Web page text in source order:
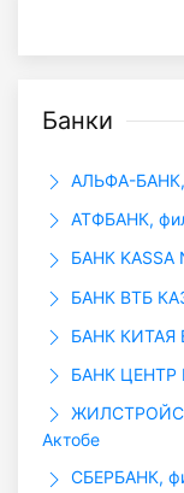
Банки
АЛЬФА-БАНК,
АТФБАНК,
БАНК KASSA
БАНК ВТБ
БАНК КИТАЯ
БАНК ЦЕНТР
Актобе
СБЕРБАНК,